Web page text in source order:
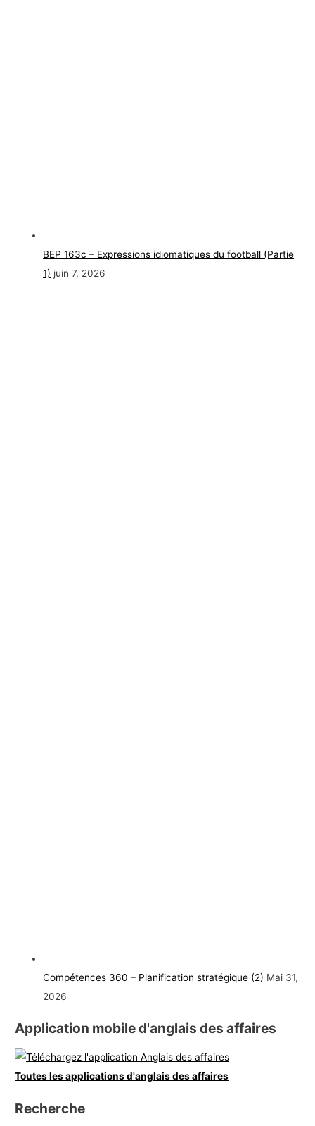
BEP 163c – Expressions idiomatiques du football (Partie
1) juin 7, 2026
Compétences 360 – Planification stratégique (2) Mai 31,
2026
Application mobile d'anglais des affaires
Toutes les applications d'anglais des affaires
Recherche